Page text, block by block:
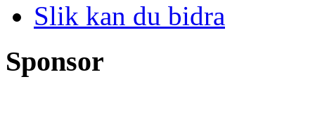
Slik kan du bidra
Sponsor